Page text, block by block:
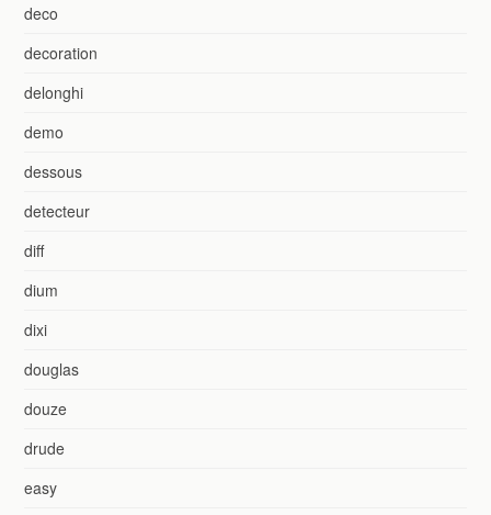
deco
decoration
delonghi
demo
dessous
detecteur
diff
dium
dixi
douglas
douze
drude
easy